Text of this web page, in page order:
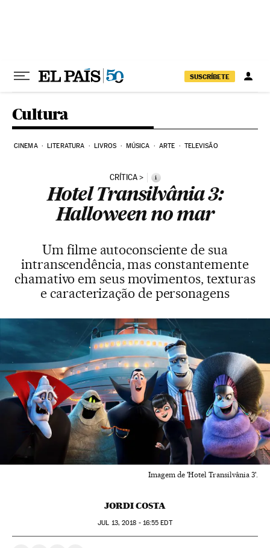
SUSCRÍBETE
Cultura
CINEMA LITERATURA LIVROS MÚSICA ARTE TELEVISÃO
CRÍTICA i
Hotel Transilvânia 3:
Halloween no mar
Um filme autoconsciente de sua
intranscendência, mas constantemente
chamativo em seus movimentos, texturas
e caracterização de personagens
Imagem de 'Hotel Transilvânia 3'.
JORDI COSTA
JUL 13, 2018 - 16:55 EDT